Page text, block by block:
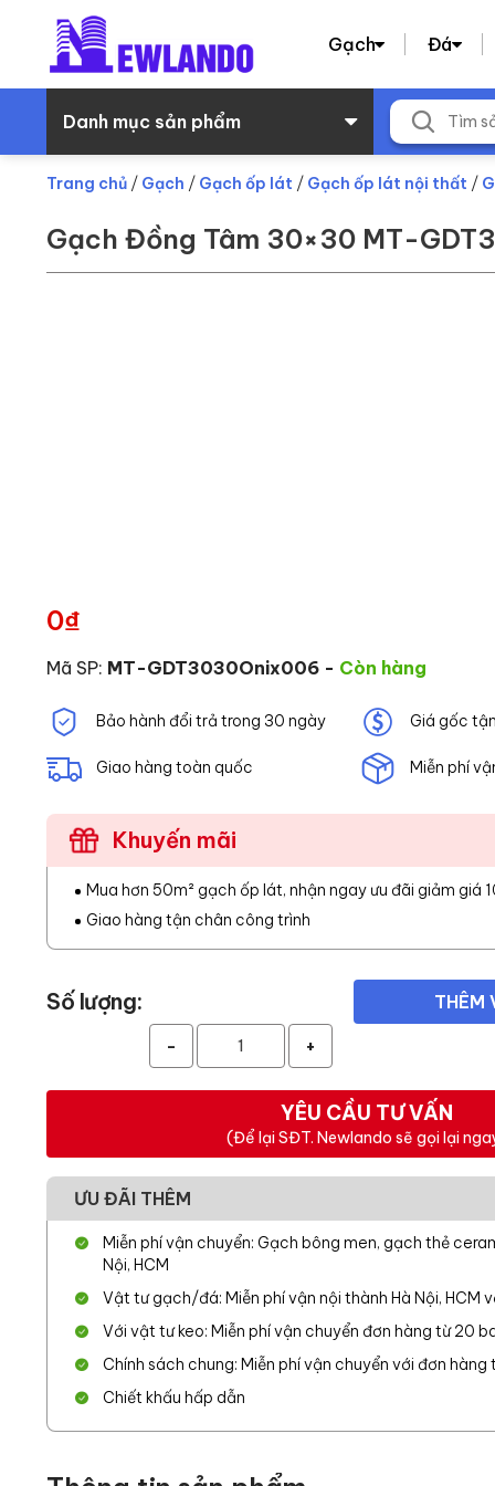
Gạch Đá
Danh mục sản phẩm
Trang chủ / Gạch / Gạch ốp lát / Gạch ốp lát nội thất /
Gạch Đồng Tâm 30×30 MT-
0₫
Mã SP: MT-GDT3030Onix006 - Còn hàng
Bảo hành đổi trả trong 30 ngày Giá gốc
Giao hàng toàn quốc Miễn phí
Khuyến mãi
Mua hơn 50m² gạch ốp lát, nhận ngay ưu đãi giảm giá
Giao hàng tận chân công trình
Số lượng:
- +
THÊM
YÊU CẦU TƯ VẤN
(Để lại SĐT. Newlando sẽ gọi lại
ƯU ĐÃI THÊM
Miễn phí vận chuyển: Gạch bông men, gạch thẻ
Nội, HCM
Vật tư gạch/đá: Miễn phí vận nội thành Hà Nội, HCM
Với vật tư keo: Miễn phí vận chuyển đơn hàng từ 20
Chính sách chung: Miễn phí vận chuyển với đơn hàng
Chiết khấu hấp dẫn